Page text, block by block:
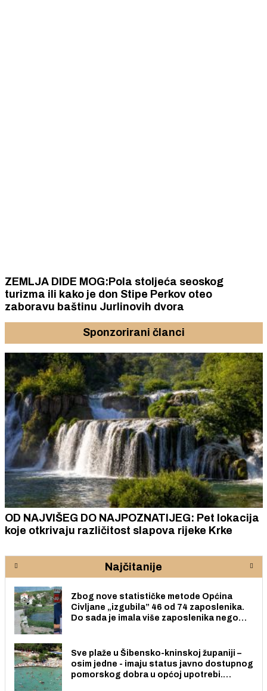
ZEMLJA DIDE MOG:Pola stoljeća seoskog
turizma ili kako je don Stipe Perkov oteo
zaboravu baštinu Jurlinovih dvora
Sponzorirani članci
OD NAJVIŠEG DO NAJPOZNATIJEG: Pet lokacija
koje otkrivaju različitost slapova rijeke Krke
Najčitanije
Zbog nove statističke metode Općina
Civljane „izgubila” 46 od 74 zaposlenika.
Do sada je imala više zaposlenika nego
Sve plaže u Šibensko-kninskoj županiji –
osim jedne - imaju status javno dostupnog
pomorskog dobra u općoj upotrebi.